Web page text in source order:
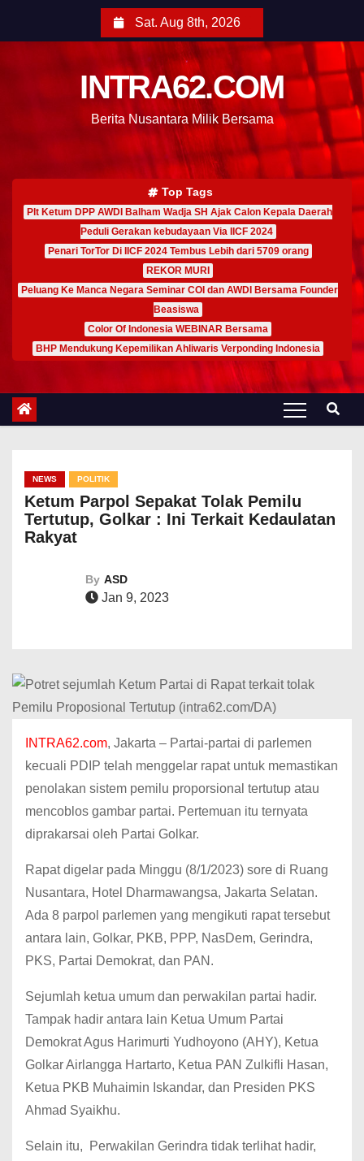
Sat. Aug 8th, 2026
INTRA62.COM
Berita Nusantara Milik Bersama
Top Tags
Plt Ketum DPP AWDI Balham Wadja SH Ajak Calon Kepala Daerah
Peduli Gerakan kebudayaan Via IICF 2024
Penari TorTor Di IICF 2024 Tembus Lebih dari 5709 orang
REKOR MURI
Peluang Ke Manca Negara Seminar COI dan AWDI Bersama Founder
Beasiswa
Color Of Indonesia WEBINAR Bersama
BHP Mendukung Kepemilikan Ahliwaris Verponding Indonesia
NEWS POLITIK
Ketum Parpol Sepakat Tolak Pemilu
Tertutup, Golkar : Ini Terkait Kedaulatan
Rakyat
By ASD
Jan 9, 2023
INTRA62.com, Jakarta – Partai-partai di parlemen
kecuali PDIP telah menggelar rapat untuk memastikan
penolakan sistem pemilu proporsional tertutup atau
mencoblos gambar partai. Pertemuan itu ternyata
diprakarsai oleh Partai Golkar.
Rapat digelar pada Minggu (8/1/2023) sore di Ruang
Nusantara, Hotel Dharmawangsa, Jakarta Selatan.
Ada 8 parpol parlemen yang mengikuti rapat tersebut
antara lain, Golkar, PKB, PPP, NasDem, Gerindra,
PKS, Partai Demokrat, dan PAN.
Sejumlah ketua umum dan perwakilan partai hadir.
Tampak hadir antara lain Ketua Umum Partai
Demokrat Agus Harimurti Yudhoyono (AHY), Ketua
Golkar Airlangga Hartarto, Ketua PAN Zulkifli Hasan,
Ketua PKB Muhaimin Iskandar, dan Presiden PKS
Ahmad Syaikhu.
Selain itu, Perwakilan Gerindra tidak terlihat hadir,